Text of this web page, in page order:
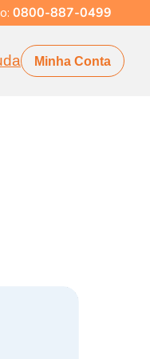
0800-887-0499
Minha Conta